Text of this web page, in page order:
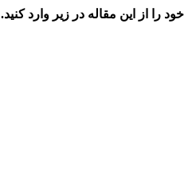
را از این مقاله در زیر وارد کنید.